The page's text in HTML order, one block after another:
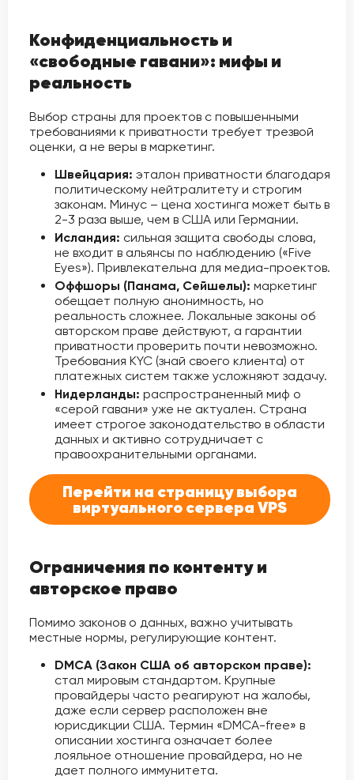
Конфиденциальность и
«свободные гавани»: мифы и
реальность
Выбор страны для проектов с повышенными
требованиями к приватности требует трезвой
оценки, а не веры в маркетинг.
Швейцария: эталон приватности благодаря
политическому нейтралитету и строгим
законам. Минус – цена хостинга может быть в
2-3 раза выше, чем в США или Германии.
Исландия: сильная защита свободы слова,
не входит в альянсы по наблюдению («Five
Eyes»). Привлекательна для медиа-проектов.
Оффшоры (Панама, Сейшелы): маркетинг
обещает полную анонимность, но
реальность сложнее. Локальные законы об
авторском праве действуют, а гарантии
приватности проверить почти невозможно.
Требования KYC (знай своего клиента) от
платежных систем также усложняют задачу.
Нидерланды: распространенный миф о
«серой гавани» уже не актуален. Страна
имеет строгое законодательство в области
данных и активно сотрудничает с
правоохранительными органами.
Перейти на страницу выбора
виртуального сервера VPS
Ограничения по контенту и
авторское право
Помимо законов о данных, важно учитывать
местные нормы, регулирующие контент.
DMCA (Закон США об авторском праве):
стал мировым стандартом. Крупные
провайдеры часто реагируют на жалобы,
даже если сервер расположен вне
юрисдикции США. Термин «DMCA-free» в
описании хостинга означает более
лояльное отношение провайдера, но не
дает полного иммунитета.